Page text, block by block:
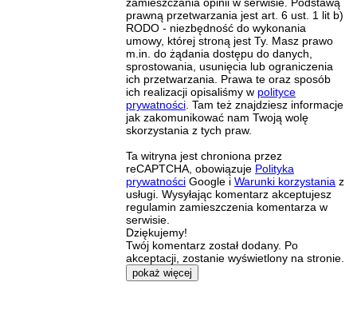
prawną przetwarzania jest art. 6 ust. 1 lit b)
RODO - niezbędność do wykonania
umowy, której stroną jest Ty. Masz prawo
m.in. do żądania dostępu do danych,
sprostowania, usunięcia lub ograniczenia
ich przetwarzania. Prawa te oraz sposób
ich realizacji opisaliśmy w polityce
prywatności . Tam też znajdziesz informacje
jak zakomunikować nam Twoją wolę
skorzystania z tych praw.
Ta witryna jest chroniona przez
reCAPTCHA, obowiązuje Polityka
prywatności Google i Warunki korzystania z
usługi. Wysyłając komentarz akceptujesz
regulamin zamieszczenia komentarza w
serwisie.
Dziękujemy!
Twój komentarz został dodany. Po
akceptacji, zostanie wyświetlony na stronie.
pokaż więcej